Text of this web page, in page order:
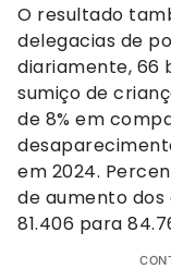
O resultado
delegacias de
diariamente, 66
sumiço de
de 8% em
em 2024.
de aumento dos
81.406 para